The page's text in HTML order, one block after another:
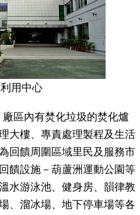
用中心
區內有焚化垃圾的焚化爐
大樓、專責處理製程及生活
回饋周圍區域里民及服務市
饋設施－葫蘆洲運動公園等
水游泳池、健身房、韻律教
、溜冰場、地下停車場等各